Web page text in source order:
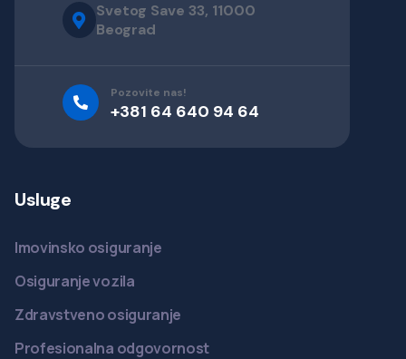
Svetog Save 33, 11000
Beograd
Pozovite nas!
+381 64 640 94 64
Usluge
Imovinsko osiguranje
Osiguranje vozila
Zdravstveno osiguranje
Profesionalna odgovornost